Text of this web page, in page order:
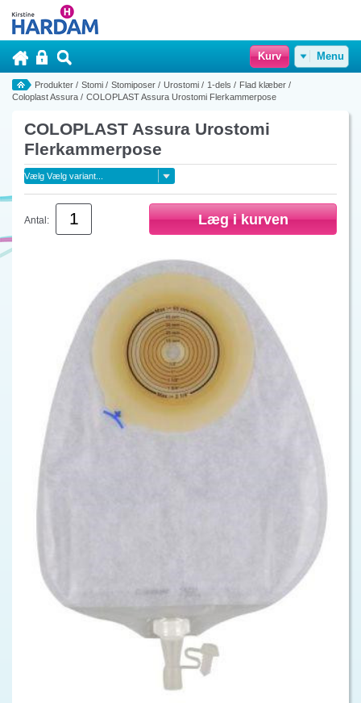
Kurv Menu
Produkter / Stomi / Stomiposer / Urostomi / 1-dels / Flad klæber /
Coloplast Assura / COLOPLAST Assura Urostomi Flerkammerpose
COLOPLAST Assura Urostomi
Flerkammerpose
Antal: